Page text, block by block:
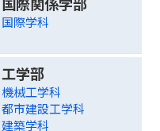
国際学科
工学部
機械工学科
都市建設工学科
建築学科